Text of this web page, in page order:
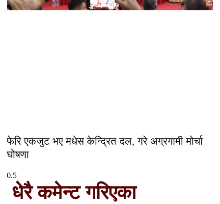
फेरि एकजुट भए मधेस केन्द्रित दल, गरे अग्रगामी मोर्चा
घोषणा
धेरै कमेन्ट गरिएका